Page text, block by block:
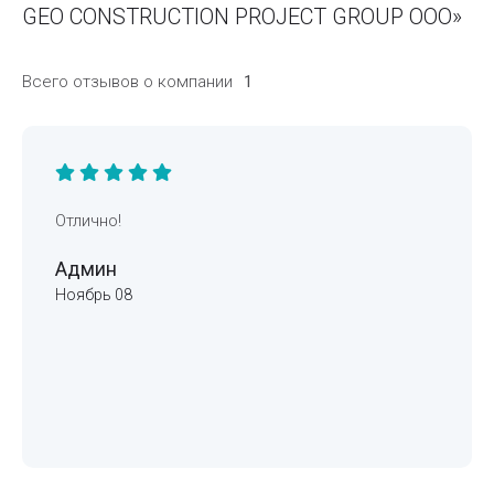
GEO CONSTRUCTION PROJECT GROUP ООО»
Всего отзывов о компании 1
Отлично!
Админ
Ноябрь 08